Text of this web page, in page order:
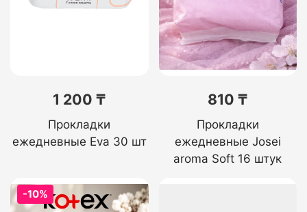
1 200 ₸
Прокладки
ежедневные Eva 30 шт
810 ₸
Прокладки
ежедневные Josei
aroma Soft 16 штук
-10%